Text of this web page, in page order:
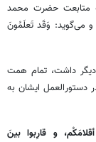
متابعت حضرت محمد
می‌گوید: وَقَد تَعلَمُونَ
داشت، تمام همت
دستورالعمل ایشان به
و قارِبوا بینَ